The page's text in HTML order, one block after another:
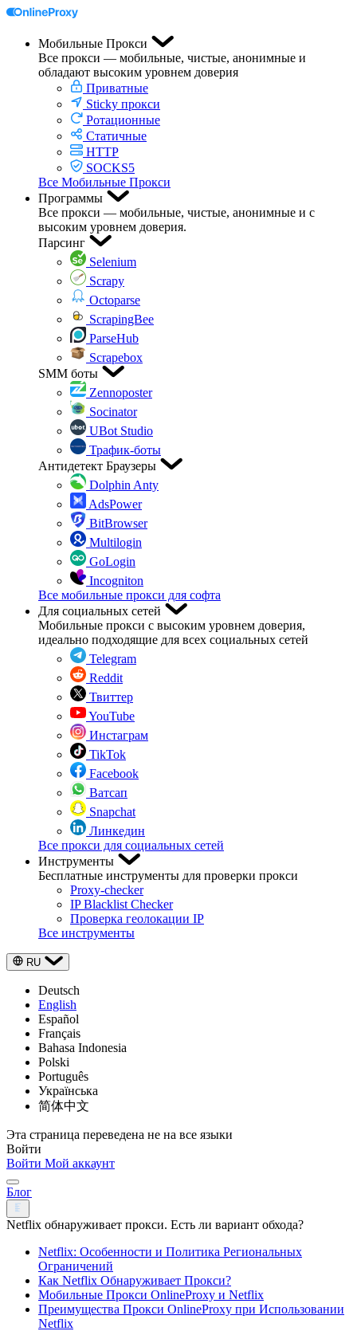
Мобильные Прокси
Все прокси — мобильные, чистые, анонимные и
обладают высоким уровнем доверия
Приватные
Sticky прокси
Ротационные
Статичные
HTTP
SOCKS5
Все Мобильные Прокси
Программы
Все прокси — мобильные, чистые, анонимные и с
высоким уровнем доверия.
Парсинг
Selenium
Scrapy
Octoparse
ScrapingBee
ParseHub
Scrapebox
SMM боты
Zennoposter
Socinator
UBot Studio
Трафик-боты
Антидетект Браузеры
Dolphin Anty
AdsPower
BitBrowser
Multilogin
GoLogin
Incogniton
Все мобильные прокси для софта
Для социальных сетей
Мобильные прокси с высоким уровнем доверия,
идеально подходящие для всех социальных сетей
Telegram
Reddit
Твиттер
YouTube
Инстаграм
TikTok
Facebook
Ватсап
Snapchat
Линкедин
Все прокси для социальных сетей
Инструменты
Бесплатные инструменты для проверки прокси
Proxy-checker
IP Blacklist Checker
Проверка геолокации IP
Все инструменты
RU
Deutsch
English
Español
Français
Bahasa Indonesia
Polski
Português
Українська
简体中文
Эта страница переведена не на все языки
Войти
Войти Мой аккаунт
Блог
Netflix обнаруживает прокси. Есть ли вариант обхода?
Netflix: Особенности и Политика Региональных
Ограничений
Как Netflix Обнаруживает Прокси?
Мобильные Прокси OnlineProxy и Netflix
Преимущества Прокси OnlineProxy при Использовании
Netflix